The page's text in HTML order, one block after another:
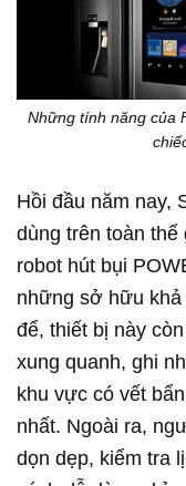
Những tính năng của
Hồi đầu năm nay,
dùng trên toàn
robot hút bụi
những sở hữu khả
để, thiết bị này
xung quanh, ghi
khu vực có vết
nhất. Ngoài ra,
dọn dẹp, kiểm tra